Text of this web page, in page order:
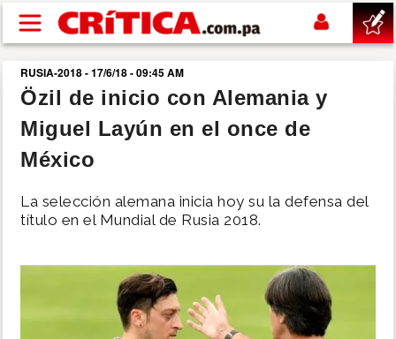
Pasar al contenido principal
buscar
SUCESOS
POLÍTICA
RUSIA-2018 - 17/6/18 - 09:45 AM
Özil de inicio con Alemania y
Miguel Layún en el once de
México
La selección alemana inicia hoy su la defensa del
título en el Mundial de Rusia 2018.